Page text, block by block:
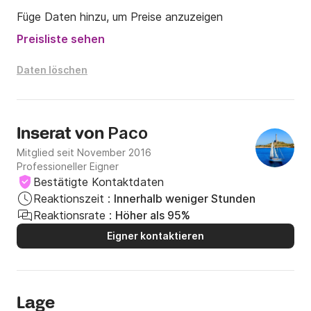
Füge Daten hinzu, um Preise anzuzeigen
Preisliste sehen
Daten löschen
Inserat von Paco
Mitglied seit November 2016
Professioneller Eigner
Bestätigte Kontaktdaten
Reaktionszeit : Innerhalb weniger Stunden
Reaktionsrate : Höher als 95%
Eigner kontaktieren
Lage